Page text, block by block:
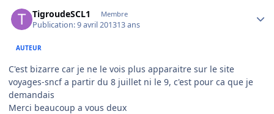
TigroudeSCL1 Membre
Publication:9 avril 201313 ans
AUTEUR
C'est bizarre car je ne le vois plus apparaitre sur le site
voyages-sncf a partir du 8 juillet ni le 9, c'est pour ca que je
demandais
Merci beaucoup a vous deux